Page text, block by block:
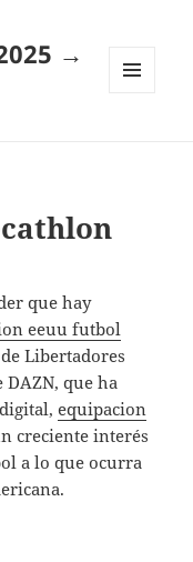
→
que hay
eeuu futbol
Libertadores
DAZN, que ha
digital,equipacion
creciente interés
a lo que ocurra